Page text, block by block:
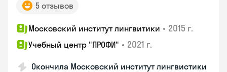
5 отзывов
Московский институт лингвитики • 2015 г.
Учебный центр "ПРОФИ" • 2021 г.
Окончила Московский институт лингвистики